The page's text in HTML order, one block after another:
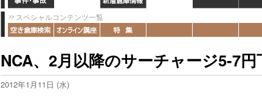
スペシャルコンテンツ一覧
NCA、2月以降のサーチャージ5-7円
2012年1月11日 (水)